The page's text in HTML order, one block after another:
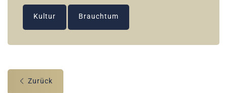
Kultur Brauchtum
Zurück